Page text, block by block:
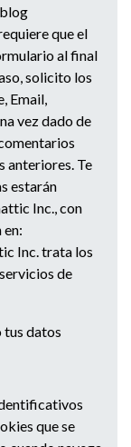
que el
al final
solicito los
Email,
vez dado de
anteriores. Te
estarán
Inc., con
Inc. trata los
de
tus datos
que se